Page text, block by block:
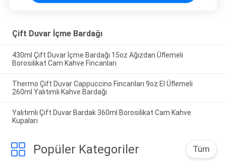
Çift Duvar İçme Bardağı
430ml Çift Duvar İçme Bardağı 15oz Ağızdan Üflemeli
Borosilikat Cam Kahve Fincanları
Thermo Çift Duvar Cappuccino Fincanları 9oz El Üflemeli
260ml Yalıtımlı Kahve Bardağı
Yalıtımlı Çift Duvar Bardak 360ml Borosilikat Cam Kahve
Kupaları
Popüler Kategoriler Tüm